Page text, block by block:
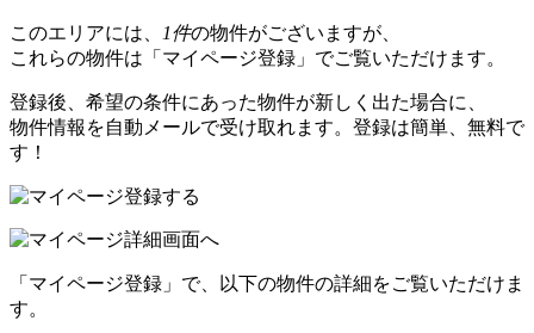
このエリアには、 1件の物件がございますが、
これらの物件は「マイページ登録」でご覧いただけます。
登録後、希望の条件にあった物件が新しく出た場合に、
物件情報を自動メールで受け取れます。登録は簡単、無料で
す！
「マイページ登録」で、以下の物件の詳細をご覧いただけま
す。